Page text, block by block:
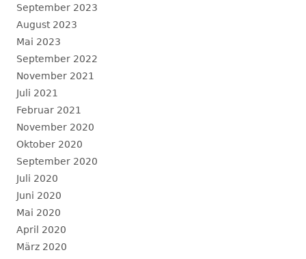
September 2023
August 2023
Mai 2023
September 2022
November 2021
Juli 2021
Februar 2021
November 2020
Oktober 2020
September 2020
Juli 2020
Juni 2020
Mai 2020
April 2020
März 2020